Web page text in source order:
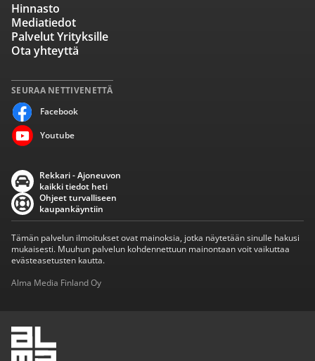
SEURAA NETTIVENETTÄ
Facebook
Youtube
Hinnasto
Mediatiedot
Palvelut Yrityksille
Ota yhteyttä
Rekkari - Ajoneuvon
kaikki tiedot heti
Ohjeet turvalliseen
kaupankäyntiin
Tämän palvelun ilmoitukset ovat mainoksia, jotka näytetään sinulle hakusi
mukaisesti. Muuhun palvelun kohdennettuun mainontaan voit vaikuttaa
evästeasetusten kautta.
Alma Media Finland Oy